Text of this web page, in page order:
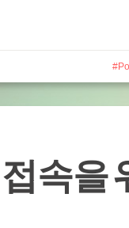
접속을